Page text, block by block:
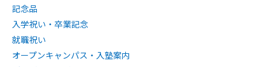
記念品
入学祝い・卒業記念
就職祝い
オープンキャンパス・入塾案内